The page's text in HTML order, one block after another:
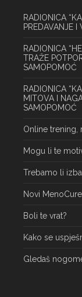
RADIONICA
PREDAVANJE
RADIONICA
TRAŽE
SAMOPOMOĆ
RADIONICA
MITOVA I
SAMOPOMOĆ
Online trening,
Mogu li te
Trebamo li
Novi
Boli te vrat?
Kako se
Gledaš